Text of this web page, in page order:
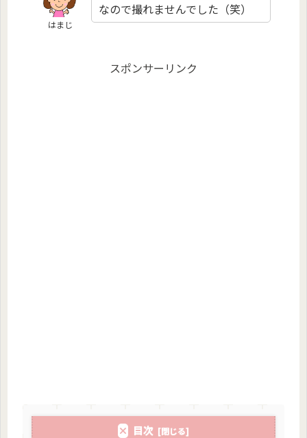
はまじ
なので撮れませんでした（笑）
スポンサーリンク
目次